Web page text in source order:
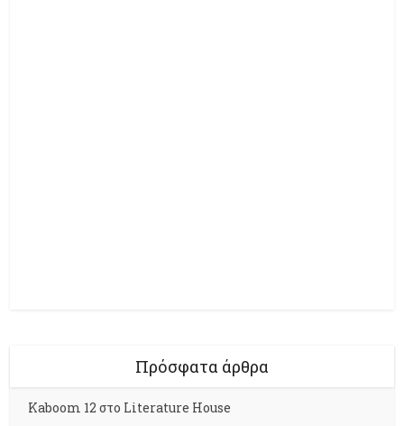
Πρόσφατα άρθρα
Kaboom 12 στο Literature House